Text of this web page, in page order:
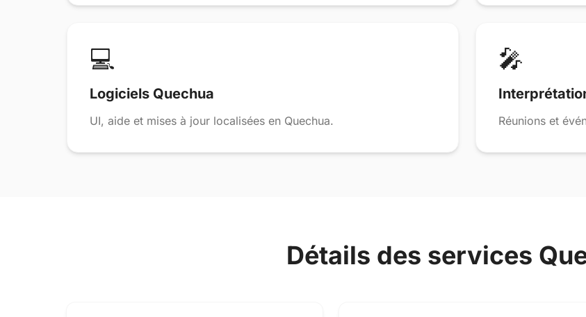
💻
Logiciels Quechua
UI, aide et mises à jour localisées en Quechua.
🎤
Réunions et
Détails des services